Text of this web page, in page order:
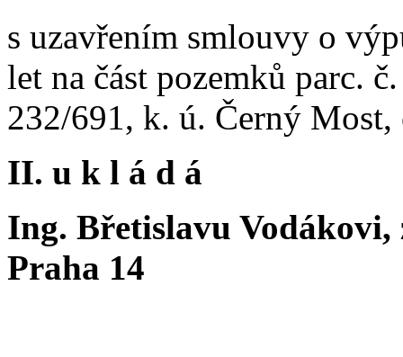
s uzavřením smlouvy o
let na část pozemků parc.
232/691, k. ú. Černý
II. u k l á d á
Ing. Břetislavu Vodákovi,
Praha 14